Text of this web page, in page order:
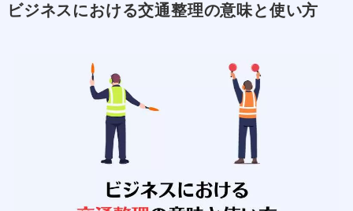
ビジネスにおける交通整理の意味と使い方